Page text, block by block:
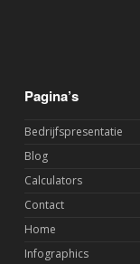
Pagina’s
Bedrijfspresentatie
Blog
Calculators
Contact
Home
Infographics